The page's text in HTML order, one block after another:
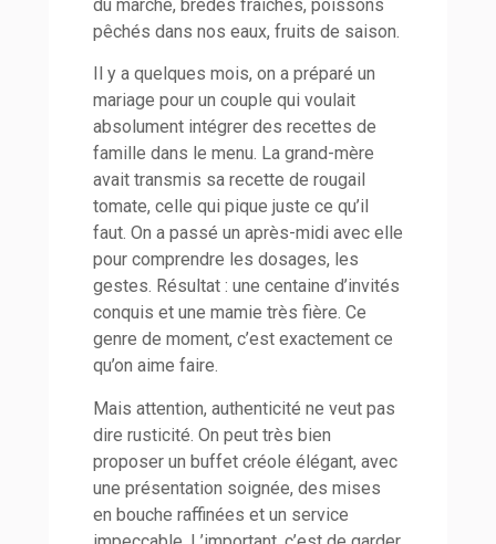
du marché, brèdes fraîches, poissons
pêchés dans nos eaux, fruits de saison.
Il y a quelques mois, on a préparé un
mariage pour un couple qui voulait
absolument intégrer des recettes de
famille dans le menu. La grand-mère
avait transmis sa recette de rougail
tomate, celle qui pique juste ce qu’il
faut. On a passé un après-midi avec elle
pour comprendre les dosages, les
gestes. Résultat : une centaine d’invités
conquis et une mamie très fière. Ce
genre de moment, c’est exactement ce
qu’on aime faire.
Mais attention, authenticité ne veut pas
dire rusticité. On peut très bien
proposer un buffet créole élégant, avec
une présentation soignée, des mises
en bouche raffinées et un service